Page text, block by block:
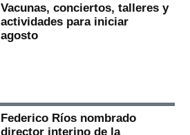
Vacunas, conciertos, talleres y
actividades para iniciar
agosto
Federico Ríos nombrado
director interino de la